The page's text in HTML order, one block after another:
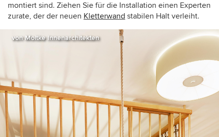
montiert sind. Ziehen Sie für die Installation einen Experten
zurate, der der neuen Kletterwand stabilen Halt verleiht.
von Moltke Innenarchitekten